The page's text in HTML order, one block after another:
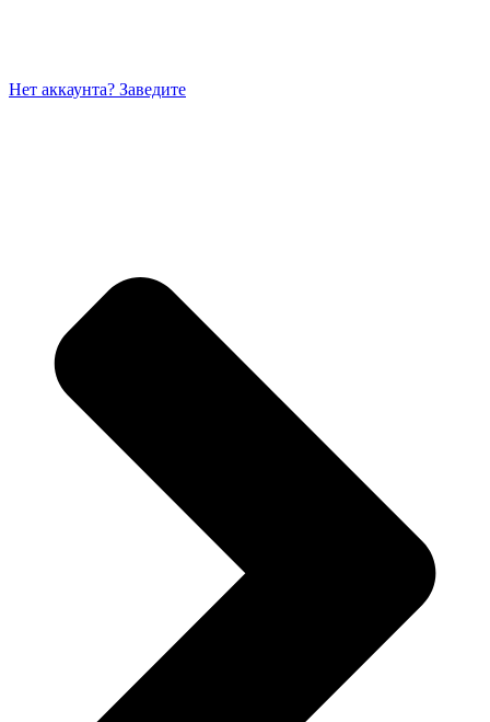
Нет аккаунта? Заведите